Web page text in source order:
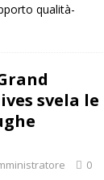
qualità-
svela le
0